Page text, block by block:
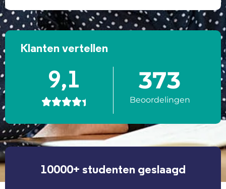
Klanten vertellen
9,1

373
Beoordelingen
10000+ studenten geslaagd